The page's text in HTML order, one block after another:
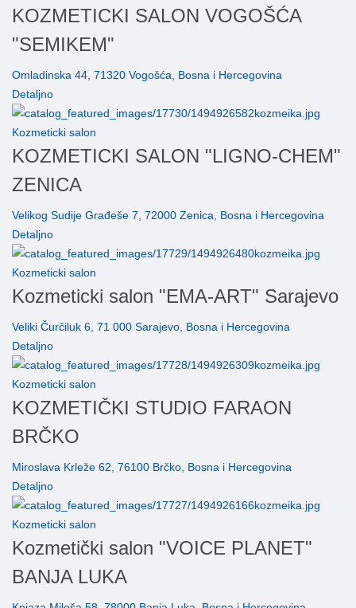
KOZMETICKI SALON VOGOŠĆA
"SEMIKEM"
Omladinska 44, 71320 Vogošća, Bosna i Hercegovina
Detaljno
Kozmeticki salon
KOZMETICKI SALON "LIGNO-CHEM"
ZENICA
Velikog Sudije Građeše 7, 72000 Zenica, Bosna i Hercegovina
Detaljno
Kozmeticki salon
Kozmeticki salon "EMA-ART" Sarajevo
Veliki Čurčiluk 6, 71 000 Sarajevo, Bosna i Hercegovina
Detaljno
Kozmeticki salon
KOZMETIČKI STUDIO FARAON
BRČKO
Miroslava Krleže 62, 76100 Brčko, Bosna i Hercegovina
Detaljno
Kozmeticki salon
Kozmetički salon "VOICE PLANET"
BANJA LUKA